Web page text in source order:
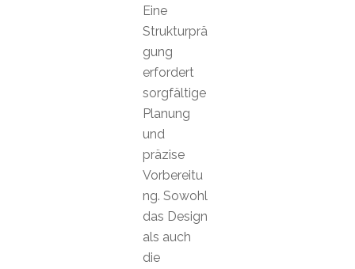
Eine
Strukturprä
gung
erfordert
sorgfältige
Planung
und
präzise
Vorbereitu
ng. Sowohl
das Design
als auch
die